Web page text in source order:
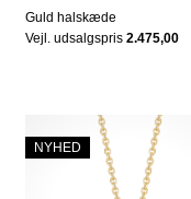
Guld halskæde
Vejl. udsalgspris 2.475,00
NYHED